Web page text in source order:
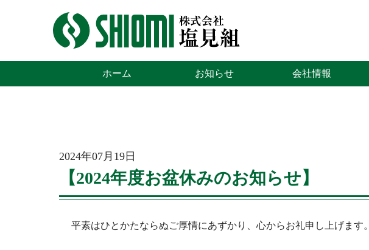
株式会社 塩見組
ホーム お知らせ 会社情報
2024年07月19日
【2024年度お盆休みのお知らせ】
平素はひとかたならぬご厚情にあずかり、心からお礼申し上げます。